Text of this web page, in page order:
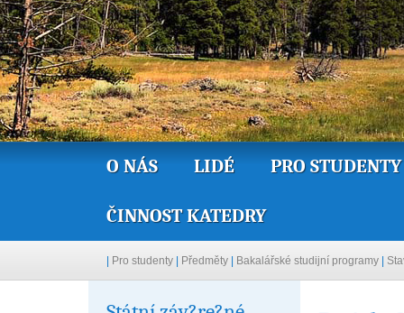
O NÁS LIDÉ PRO STUDENTY
ČINNOST KATEDRY
| Pro studenty | Předměty | Bakalářské studijní programy |